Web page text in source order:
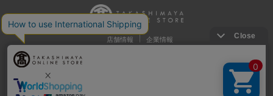
店舗情報 企業情報
推奨環境 特定商取引法に基づく表示
プライバシーポリシー
Cookie等の第三者提供について
ウェブアクセシビリティ方針